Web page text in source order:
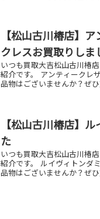
【松山古川椿店】
クレスお買取りしま
いつも買取大吉松山古川椿
紹介です。 アンティークレ
品物はございませんか？ぜ
【松山古川椿店】
た
いつも買取大吉松山古川椿
紹介です。 ルイヴィトンダ
品物はございませんか？ぜ